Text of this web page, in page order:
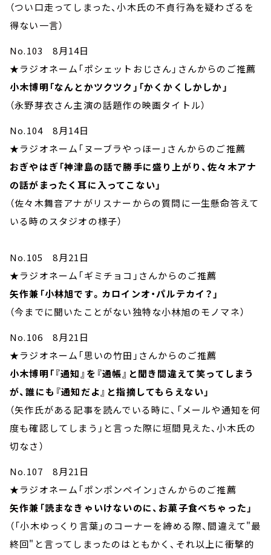
（つい口走ってしまった、小木氏の不貞行為を疑わざるを
得ない一言）
No.103 8月14日
★ラジオネーム「ポシェットおじさん」さんからのご推薦
小木博明「なんとかツクツク」「かくかくしかしか」
（永野芽衣さん主演の話題作の映画タイトル）
No.104 8月14日
★ラジオネーム「ヌーブラやっほー」さんからのご推薦
おぎやはぎ「神津島の話で勝手に盛り上がり、佐々木アナ
の話がまったく耳に入ってこない」
（佐々木舞音アナがリスナーからの質問に一生懸命答えて
いる時のスタジオの様子）
No.105 8月21日
★ラジオネーム「ギミチョコ」さんからのご推薦
矢作兼「小林旭です。カロインオ・パルテカイ？」
（今までに聞いたことがない独特な小林旭のモノマネ）
No.106 8月21日
★ラジオネーム「思いの竹田」さんからのご推薦
小木博明「『通知』を『通帳』と聞き間違えて笑ってしまう
が、誰にも『通知だよ』と指摘してもらえない」
（矢作氏がある記事を読んでいる時に、「メールや通知を何
度も確認してしまう」と言った際に垣間見えた、小木氏の
切なさ）
No.107 8月21日
★ラジオネーム「ポンポンペイン」さんからのご推薦
矢作兼「読まなきゃいけないのに、お菓子食べちゃった」
（「小木ゆっくり言葉」のコーナーを締める際、間違えて"最
終回"と言ってしまったのはともかく、それ以上に衝撃的